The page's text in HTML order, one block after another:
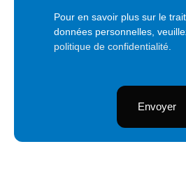
Pour en savoir plus sur le
données personnelles,
politique de confidentialité
Envoyer